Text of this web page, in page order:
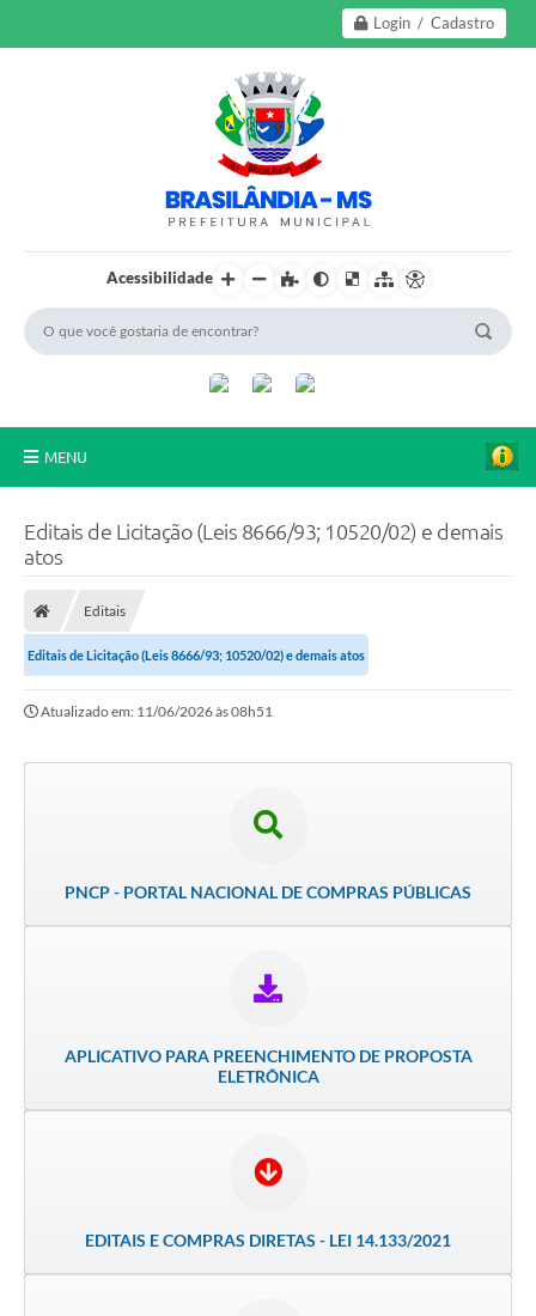
Login / Cadastro
Acessibilidade
MENU
Poder Executivo
Legislação
Transparência
Diário Oficial
Outros Editais
PNAB (Política Nacional Aldir Blanc)
Editais de Licitação (Leis 8666/93; 10520/02) e demais
atos
Editais
Editais de Licitação (Leis 8666/93; 10520/02) e demais atos
Atualizado em: 11/06/2026 às 08h51
PNCP - PORTAL NACIONAL DE COMPRAS PÚBLICAS
APLICATIVO PARA PREENCHIMENTO DE PROPOSTA
ELETRÔNICA
EDITAIS E COMPRAS DIRETAS - LEI 14.133/2021